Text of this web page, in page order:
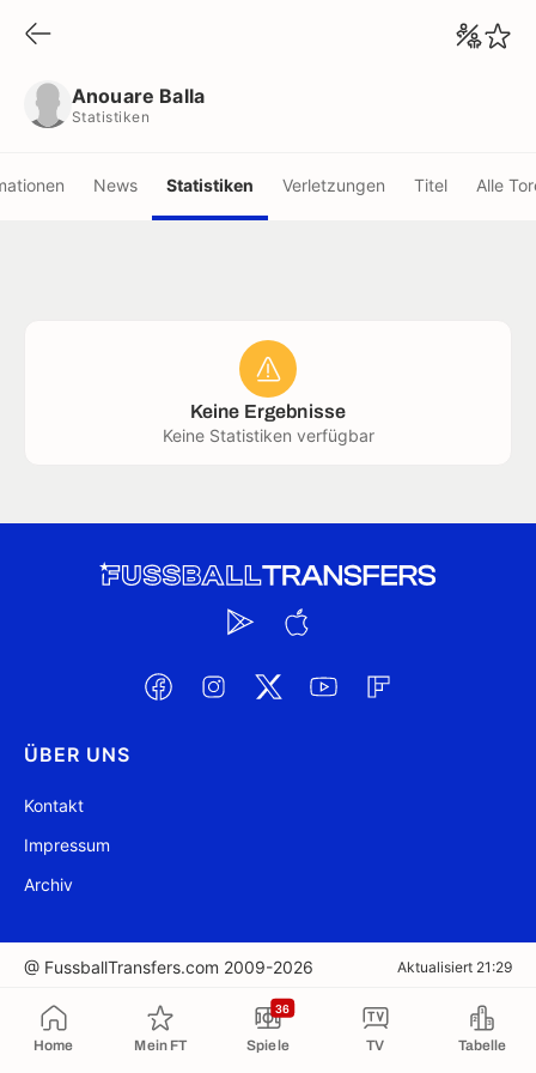
Home Mein FT Spiele
36
TV Tabelle
Anouare Balla
Statistiken
News Statistiken Verletzungen Titel Alle
Keine Ergebnisse
Keine Statistiken verfügbar
ÜBER UNS
Kontakt
Impressum
Archiv
@ FussballTransfers.com 2009-2026 Aktualisiert 21:29
In die Zwischenablage kopiert